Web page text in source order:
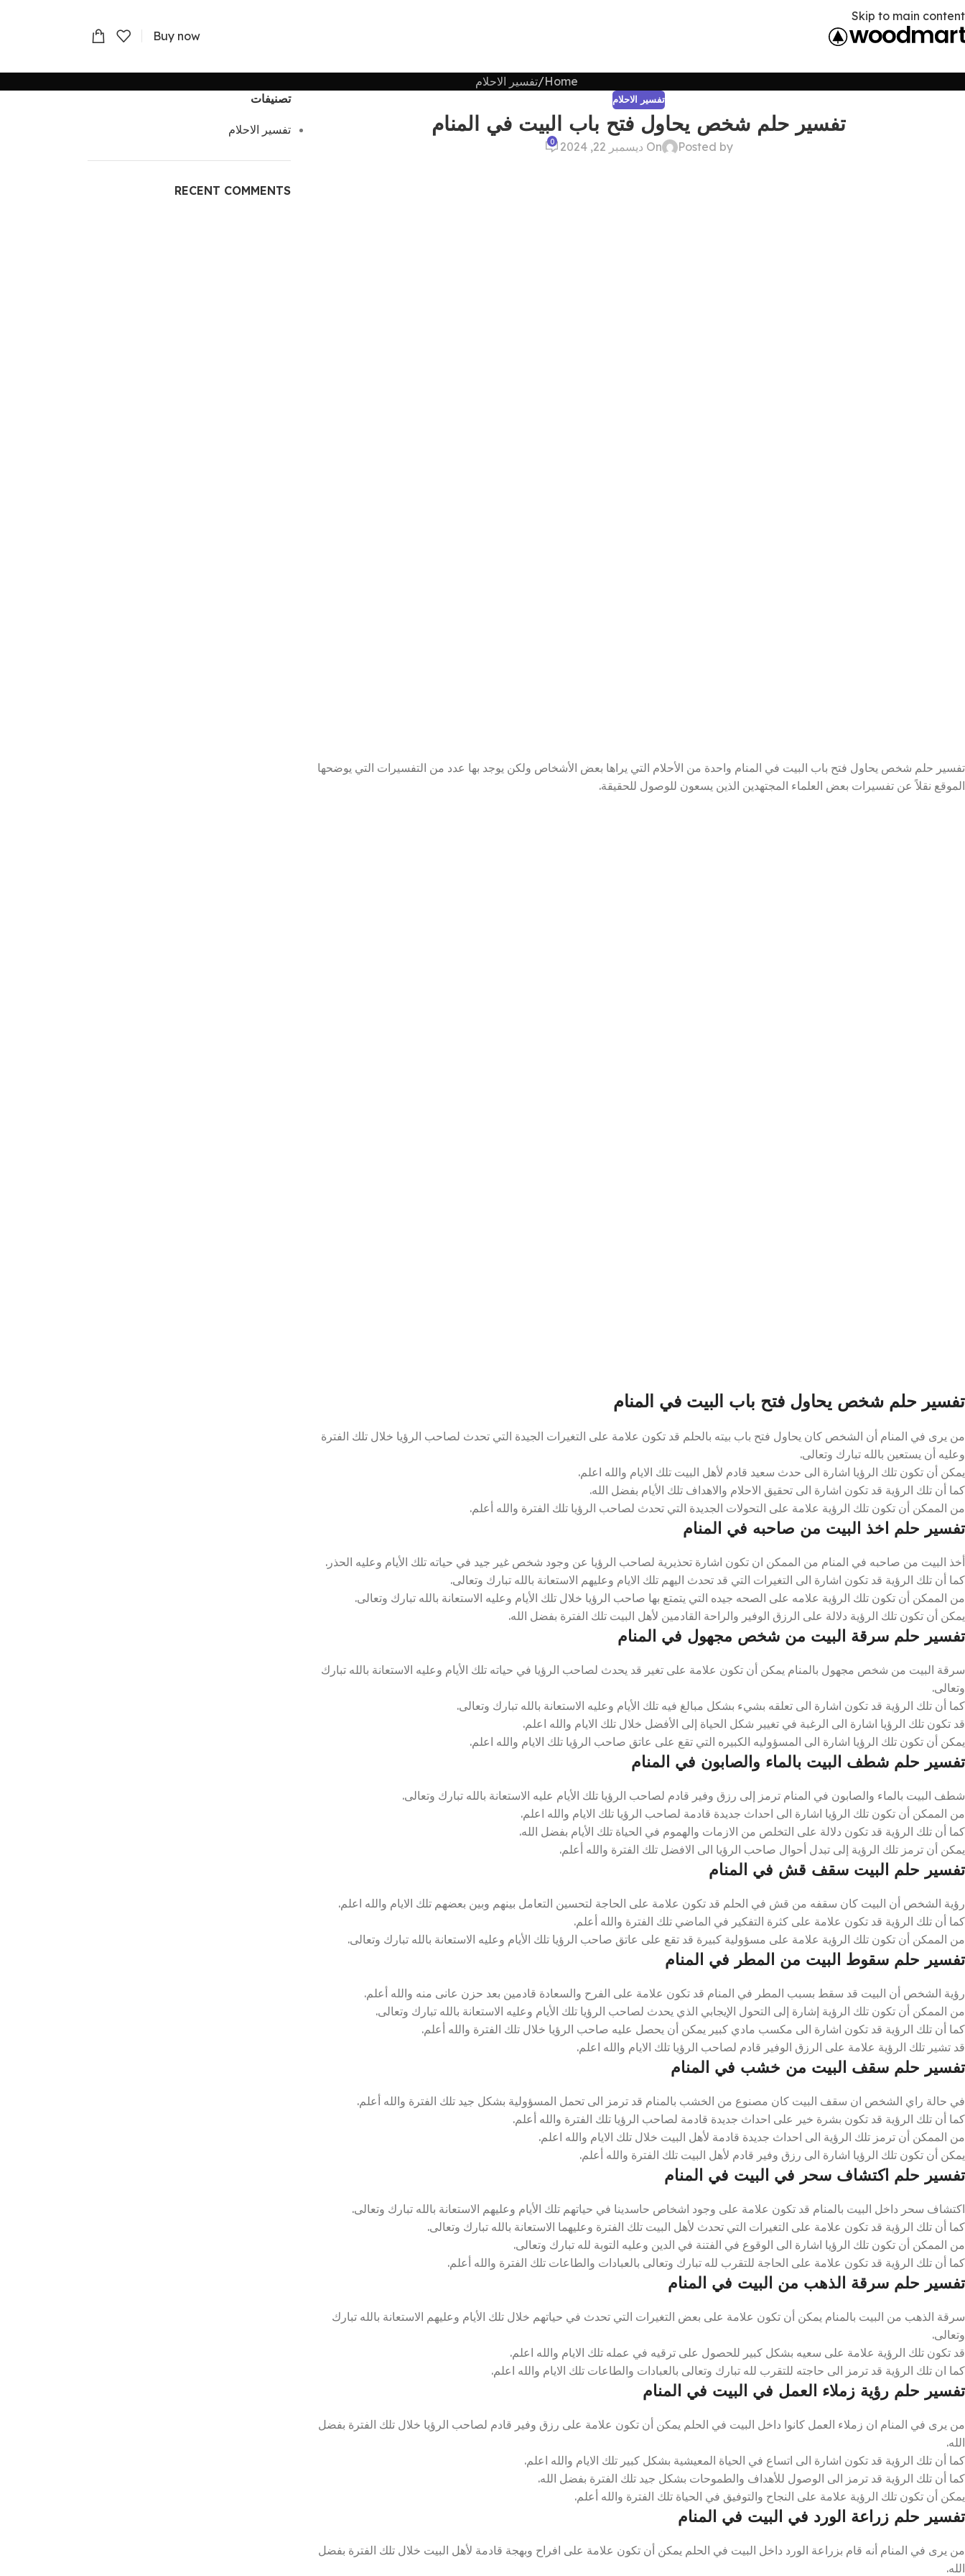
Skip to main content
Buy now
Home تفسير الاحلام
تفسير الاحلام
تفسير حلم شخص يحاول فتح باب البيت في المنام
Posted by On ديسمبر 22, 2024 0
تفسير حلم شخص يحاول فتح باب البيت في المنام واحدة من الأحلام التي يراها بعض الأشخاص ولكن يوجد بها عدد من التفسيرات التي يوضحها
الموقع نقلاً عن تفسيرات بعض العلماء المجتهدين الذين يسعون للوصول للحقيقة.
تفسير حلم شخص يحاول فتح باب البيت في المنام
من يرى في المنام أن الشخص كان يحاول فتح باب بيته بالحلم قد تكون علامة على التغيرات الجيدة التي تحدث لصاحب الرؤيا خلال تلك الفترة
وعليه أن يستعين بالله تبارك وتعالى.
يمكن أن تكون تلك الرؤيا اشارة الى حدث سعيد قادم لأهل البيت تلك الايام والله اعلم.
كما أن تلك الرؤية قد تكون اشارة الى تحقيق الاحلام والاهداف تلك الأيام بفضل الله.
من الممكن أن تكون تلك الرؤية علامة على التحولات الجديدة التي تحدث لصاحب الرؤيا تلك الفترة والله أعلم.
تفسير حلم اخذ البيت من صاحبه في المنام
أخذ البيت من صاحبه في المنام من الممكن ان تكون اشارة تحذيرية لصاحب الرؤيا عن وجود شخص غير جيد في حياته تلك الأيام وعليه الحذر.
كما أن تلك الرؤية قد تكون اشارة الى التغيرات التي قد تحدث اليهم تلك الايام وعليهم الاستعانة بالله تبارك وتعالى.
من الممكن أن تكون تلك الرؤية علامه على الصحه جيده التي يتمتع بها صاحب الرؤيا خلال تلك الأيام وعليه الاستعانة بالله تبارك وتعالى.
يمكن أن تكون تلك الرؤية دلالة على الرزق الوفير والراحة القادمين لأهل البيت تلك الفترة بفضل الله.
تفسير حلم سرقة البيت من شخص مجهول في المنام
سرقة البيت من شخص مجهول بالمنام يمكن أن تكون علامة على تغير قد يحدث لصاحب الرؤيا في حياته تلك الأيام وعليه الاستعانة بالله تبارك
وتعالى.
كما أن تلك الرؤية قد تكون اشارة الى تعلقه بشيء بشكل مبالغ فيه تلك الأيام وعليه الاستعانة بالله تبارك وتعالى.
قد تكون تلك الرؤيا اشارة الى الرغبة في تغيير شكل الحياة إلى الأفضل خلال تلك الايام والله اعلم.
يمكن أن تكون تلك الرؤيا اشارة الى المسؤوليه الكبيره التي تقع على عاتق صاحب الرؤيا تلك الايام والله اعلم.
تفسير حلم شطف البيت بالماء والصابون في المنام
شطف البيت بالماء والصابون في المنام ترمز إلى رزق وفير قادم لصاحب الرؤيا تلك الأيام عليه الاستعانة بالله تبارك وتعالى.
من الممكن أن تكون تلك الرؤيا اشارة الى احداث جديدة قادمة لصاحب الرؤيا تلك الايام والله اعلم.
كما أن تلك الرؤية قد تكون دلالة على التخلص من الازمات والهموم في الحياة تلك الأيام بفضل الله.
يمكن أن ترمز تلك الرؤية إلى تبدل أحوال صاحب الرؤيا الى الافضل تلك الفترة والله أعلم.
تفسير حلم البيت سقف قش في المنام
رؤية الشخص أن البيت كان سقفه من قش في الحلم قد تكون علامة على الحاجة لتحسين التعامل بينهم وبين بعضهم تلك الايام والله اعلم.
كما أن تلك الرؤية قد تكون علامة على كثرة التفكير في الماضي تلك الفترة والله أعلم.
من الممكن أن تكون تلك الرؤية علامة على مسؤولية كبيرة قد تقع على عاتق صاحب الرؤيا تلك الأيام وعليه الاستعانة بالله تبارك وتعالى.
تفسير حلم سقوط البيت من المطر في المنام
رؤية الشخص أن البيت قد سقط بسبب المطر في المنام قد تكون علامة على الفرح والسعادة قادمين بعد حزن عانى منه والله أعلم.
من الممكن أن تكون تلك الرؤية إشارة إلى التحول الإيجابي الذي يحدث لصاحب الرؤيا تلك الأيام وعليه الاستعانة بالله تبارك وتعالى.
كما أن تلك الرؤية قد تكون اشارة الى مكسب مادي كبير يمكن أن يحصل عليه صاحب الرؤيا خلال تلك الفترة والله أعلم.
قد تشير تلك الرؤية علامة على الرزق الوفير قادم لصاحب الرؤيا تلك الايام والله اعلم.
تفسير حلم سقف البيت من خشب في المنام
في حالة راي الشخص ان سقف البيت كان مصنوع من الخشب بالمنام قد ترمز الى تحمل المسؤولية بشكل جيد تلك الفترة والله أعلم.
كما أن تلك الرؤية قد تكون بشرة خير على احداث جديدة قادمة لصاحب الرؤيا تلك الفترة والله أعلم.
من الممكن أن ترمز تلك الرؤية الى احداث جديدة قادمة لأهل البيت خلال تلك الايام والله اعلم.
يمكن أن تكون تلك الرؤيا اشارة الى رزق وفير قادم لأهل البيت تلك الفترة والله أعلم.
تفسير حلم اكتشاف سحر في البيت في المنام
اكتشاف سحر داخل البيت بالمنام قد تكون علامة على وجود اشخاص حاسدينا في حياتهم تلك الأيام وعليهم الاستعانة بالله تبارك وتعالى.
كما أن تلك الرؤية قد تكون علامة على التغيرات التي تحدث لأهل البيت تلك الفترة وعليهما الاستعانة بالله تبارك وتعالى.
من الممكن أن تكون تلك الرؤيا اشارة الى الوقوع في الفتنة في الدين وعليه التوبة لله تبارك وتعالى.
كما أن تلك الرؤية قد تكون علامة على الحاجة للتقرب لله تبارك وتعالى بالعبادات والطاعات تلك الفترة والله أعلم.
تفسير حلم سرقة الذهب من البيت في المنام
سرقة الذهب من البيت بالمنام يمكن أن تكون علامة على بعض التغيرات التي تحدث في حياتهم خلال تلك الأيام وعليهم الاستعانة بالله تبارك
وتعالى.
قد تكون تلك الرؤية علامة على سعيه بشكل كبير للحصول على ترقيه في عمله تلك الايام والله اعلم.
كما ان تلك الرؤية قد ترمز الى حاجته للتقرب لله تبارك وتعالى بالعبادات والطاعات تلك الايام والله اعلم.
تفسير حلم رؤية زملاء العمل في البيت في المنام
من يرى في المنام ان زملاء العمل كانوا داخل البيت في الحلم يمكن أن تكون علامة على رزق وفير قادم لصاحب الرؤيا خلال تلك الفترة بفضل
الله.
كما أن تلك الرؤية قد تكون اشارة الى اتساع في الحياة المعيشية بشكل كبير تلك الايام والله اعلم.
كما أن تلك الرؤية قد ترمز الى الوصول للأهداف والطموحات بشكل جيد تلك الفترة بفضل الله.
يمكن أن تكون تلك الرؤية علامة على النجاح والتوفيق في الحياة تلك الفترة والله أعلم.
تفسير حلم زراعة الورد في البيت في المنام
من يرى في المنام أنه قام بزراعة الورد داخل البيت في الحلم يمكن أن تكون علامة على افراح وبهجة قادمة لأهل البيت خلال تلك الفترة بفضل
الله.
تصنيفات
تفسير الاحلام
RECENT COMMENTS